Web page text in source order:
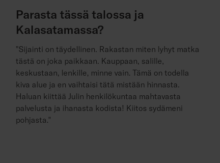
Parasta tässä talossa ja
Kalasatamassa?
"Sijainti on täydellinen. Rakastan miten lyhyt matka
tästä on joka paikkaan. Kauppaan, salille,
keskustaan, lenkille, minne vain. Tämä on todella
kiva alue ja en vaihtaisi tätä mistään hinnasta.
Haluan kiittää Julin henkilökuntaa mahtavasta
palvelusta ja ihanasta kodista! Kiitos sydämeni
pohjasta."